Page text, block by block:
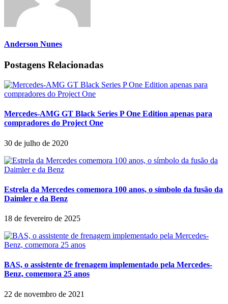
Anderson Nunes
Postagens Relacionadas
Mercedes-AMG GT Black Series P One Edition apenas para
compradores do Project One
30 de julho de 2020
Estrela da Mercedes comemora 100 anos, o símbolo da fusão da
Daimler e da Benz
18 de fevereiro de 2025
BAS, o assistente de frenagem implementado pela Mercedes-
Benz, comemora 25 anos
22 de novembro de 2021